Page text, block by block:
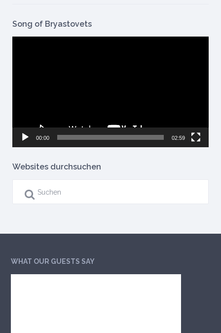
Song of Bryastovets
00:00 02:59
Websites durchsuchen
WHAT OUR GUESTS SAY